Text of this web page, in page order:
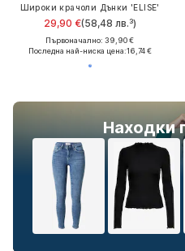
Широки крачоли Дънки 'ELISE'
29,90 €(58,48 лв.³)
Първоначално: 39,90 €
Последна най-ниска цена:16,74 €
Находки